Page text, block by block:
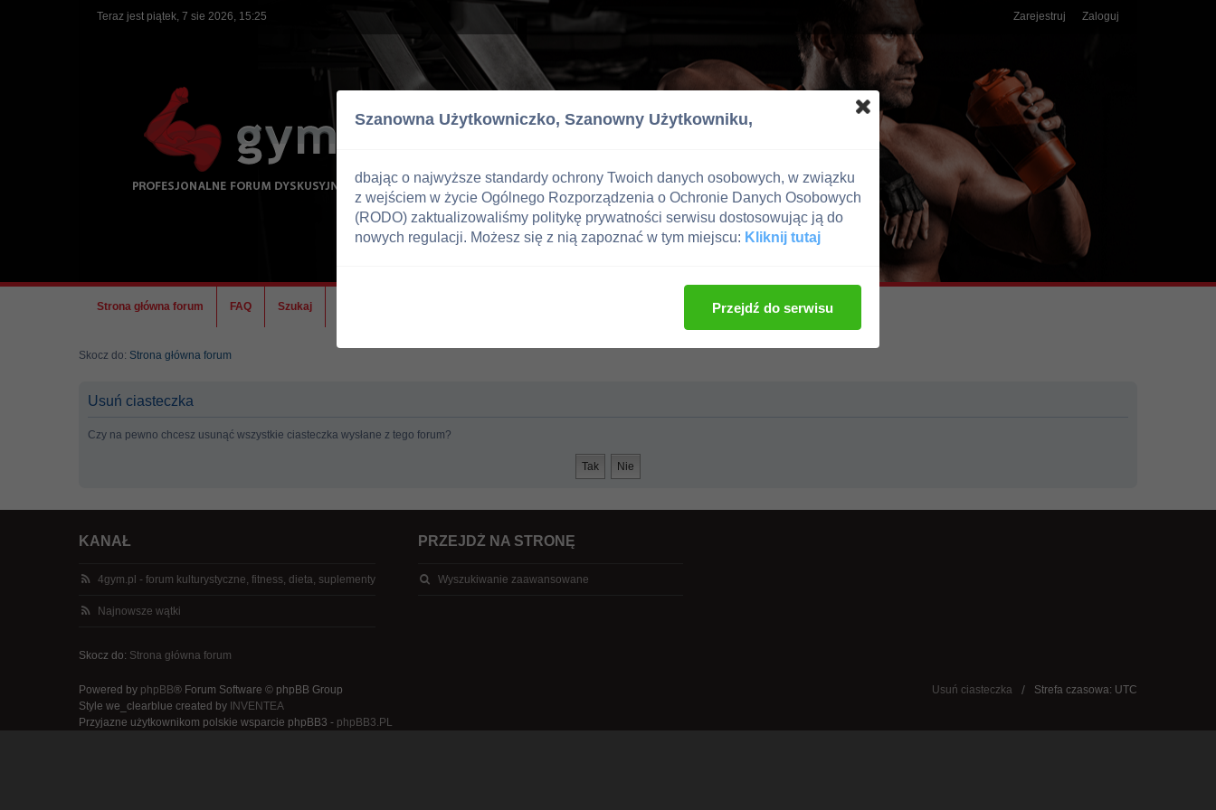
Teraz jest piątek, 7 sie 2026, 15:25 Zarejestruj Zaloguj
Strona główna forum FAQ Szukaj
Skocz do: Strona główna forum
Usuń ciasteczka
Czy na pewno chcesz usunąć wszystkie ciasteczka wysłane z tego forum?
KANAŁ
4gym.pl - forum kulturystyczne, fitness, dieta, suplementy
Najnowsze wątki
PRZEJDŹ NA STRONĘ
Wyszukiwanie zaawansowane
Skocz do: Strona główna forum
Usuń ciasteczka Strefa czasowa: UTC
Powered by phpBB® Forum Software © phpBB Group
Style we_clearblue created by INVENTEA
Przyjazne użytkownikom polskie wsparcie phpBB3 - phpBB3.PL
Szanowna Użytkowniczko, Szanowny Użytkowniku,
dbając o najwyższe standardy ochrony Twoich danych osobowych, w związku
z wejściem w życie Ogólnego Rozporządzenia o Ochronie Danych Osobowych
(RODO) zaktualizowaliśmy politykę prywatności serwisu dostosowując ją do
nowych regulacji. Możesz się z nią zapoznać w tym miejscu: Kliknij tutaj
Przejdź do serwisu